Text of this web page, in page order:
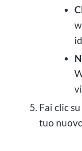
Fai clic su
tuo